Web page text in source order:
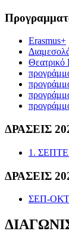
Erasmus+
Θεατρικό
ΔΡΑΣΕΙΣ
1.
ΔΡΑΣΕΙΣ
ΣΕΠ-